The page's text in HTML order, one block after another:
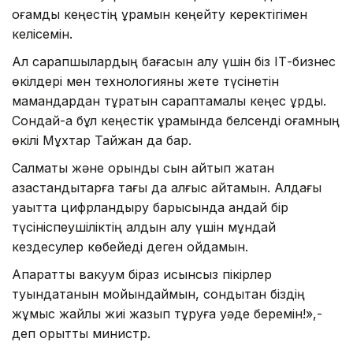
қоғамдық кеңестің құрамын кеңейту керектігімен
келісемін.
Ал сарапшылардың бағасын алу үшін біз ІТ-бизнес
өкілдері мен технологияны жете түсінетін
мамандардан тұратын сараптамалық кеңес құрдық.
Сондай-ақ бұл кеңестік құрамында белсенді қоғамның
өкілі Мұхтар Тайжан да бар.
Салмақты және орынды сын айтып жатқан
қазақстандықтарға тағы да алғыс айтамын. Алдағы
уақытта цифрландыру барысында қандай бір
түсініспеушіліктің алдын алу үшін мұндай
кездесулер көбейеді деген ойдамын.
Ақпараттық вакуум біраз қисынсыз пікірлер
туындатқанын мойындаймын, сондықтан біздің
жұмыс жайлы жиі жазып тұруға уәде беремін!»,-
деп қорытты министр.